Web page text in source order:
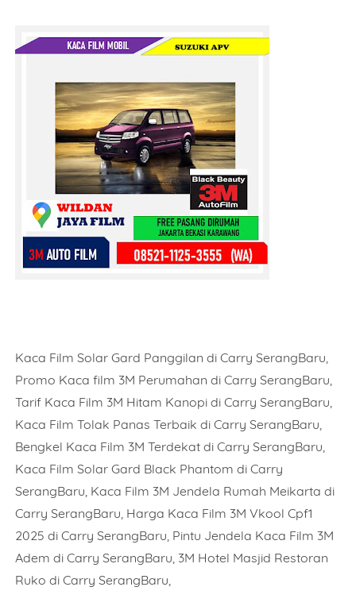
Kaca Film Solar Gard Panggilan di Carry SerangBaru,
Promo Kaca film 3M Perumahan di Carry SerangBaru,
Tarif Kaca Film 3M Hitam Kanopi di Carry SerangBaru,
Kaca Film Tolak Panas Terbaik di Carry SerangBaru,
Bengkel Kaca Film 3M Terdekat di Carry SerangBaru,
Kaca Film Solar Gard Black Phantom di Carry
SerangBaru, Kaca Film 3M Jendela Rumah Meikarta di
Carry SerangBaru, Harga Kaca Film 3M Vkool Cpf1
2025 di Carry SerangBaru, Pintu Jendela Kaca Film 3M
Adem di Carry SerangBaru, 3M Hotel Masjid Restoran
Ruko di Carry SerangBaru,